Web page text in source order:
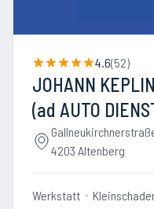
4.6(52)
JOHANN
(ad AUTO
4203 Altenberg
Werkstatt